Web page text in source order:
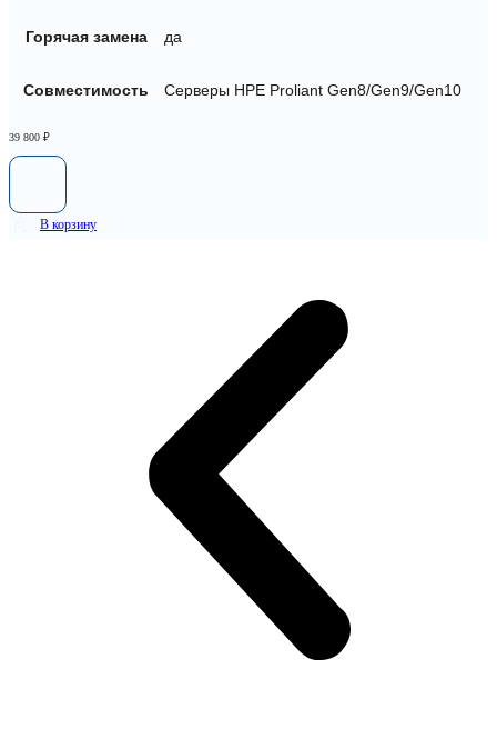
Горячая замена да
Совместимость Серверы HPE Proliant Gen8/Gen9/Gen10
39 800 ₽
В корзину